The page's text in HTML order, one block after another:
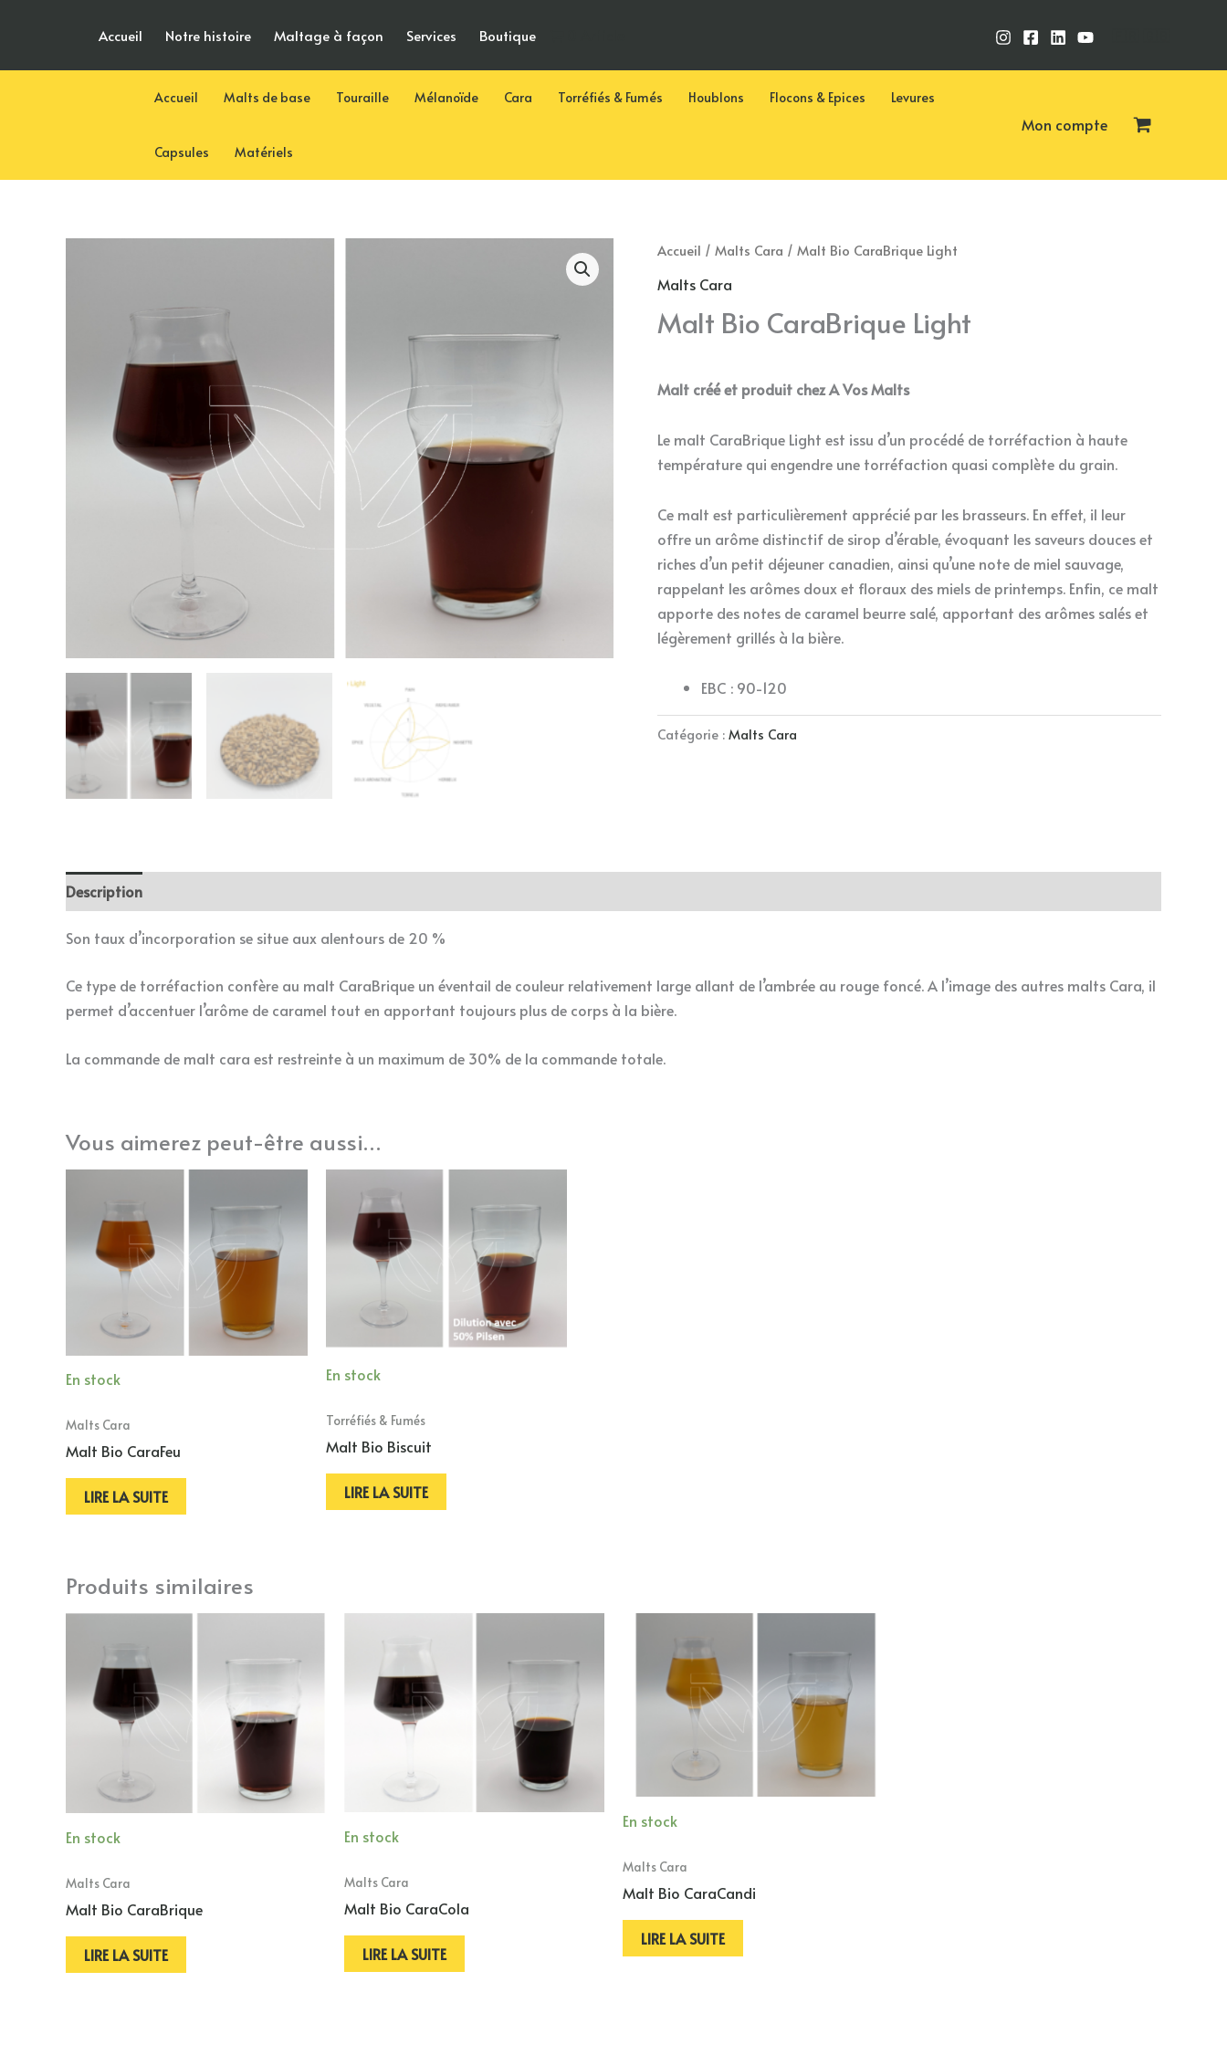
Accueil Notre histoire Maltage à façon Services Boutique
Accueil Malts de base Touraille Mélanoïde Cara Torréfiés & Fumés Houblons Flocons & Epices Levures
Capsules Matériels
Mon compte
Accueil / Malts Cara / Malt Bio CaraBrique Light
Malts Cara
Malt Bio CaraBrique Light
Malt créé et produit chez A Vos Malts
Le malt CaraBrique Light est issu d’un procédé de torréfaction à haute
température qui engendre une torréfaction quasi complète du grain.
Ce malt est particulièrement apprécié par les brasseurs. En effet, il leur
offre un arôme distinctif de sirop d’érable, évoquant les saveurs douces et
riches d’un petit déjeuner canadien, ainsi qu’une note de miel sauvage,
rappelant les arômes doux et floraux des miels de printemps. Enfin, ce malt
apporte des notes de caramel beurre salé, apportant des arômes salés et
légèrement grillés à la bière.
EBC : 90-120
Catégorie : Malts Cara
Description
Son taux d’incorporation se situe aux alentours de 20 %
Ce type de torréfaction confère au malt CaraBrique un éventail de couleur relativement large allant de l’ambrée au rouge foncé. A l’image des autres malts Cara, il
permet d’accentuer l’arôme de caramel tout en apportant toujours plus de corps à la bière.
La commande de malt cara est restreinte à un maximum de 30% de la commande totale.
Vous aimerez peut-être aussi…
En stock
Malts Cara
Malt Bio CaraFeu
LIRE LA SUITE
En stock
Torréfiés & Fumés
Malt Bio Biscuit
LIRE LA SUITE
Produits similaires
En stock
Malts Cara
Malt Bio CaraBrique
LIRE LA SUITE
En stock
Malts Cara
Malt Bio CaraCola
LIRE LA SUITE
En stock
Malts Cara
Malt Bio CaraCandi
LIRE LA SUITE